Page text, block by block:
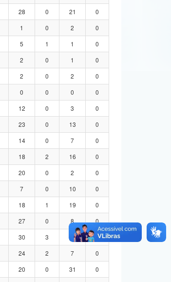
28 0 21
0
1 0 2
0
5 1 1
0
2 0 1
0
2 0 2
0
0 0 0
0
12 0 3
0
23 0 13
0
14 0 7
0
18 2 16
0
20 0 2
0
7 0 10
0
18 1 19
0
27 0 8
0
30 3 14
0
24 2 7
0
20 0 31
0